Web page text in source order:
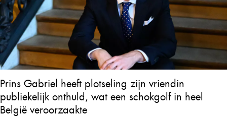
Prins Gabriel heeft plotseling zijn vriendin
publiekelijk onthuld, wat een schokgolf in heel
België veroorzaakte